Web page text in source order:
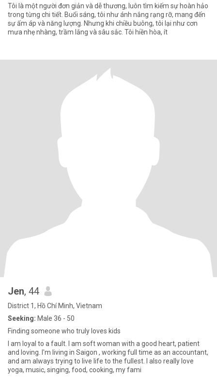
Tôi là một người đơn giản và dễ thương, luôn tìm kiếm sự hoàn hảo
trong từng chi tiết. Buổi sáng, tôi như ánh nắng rạng rỡ, mang đến
sự ấm áp và năng lượng. Nhưng khi chiều buông, tôi lại như cơn
mưa nhẹ nhàng, trầm lắng và sâu sắc. Tôi hiền hòa, ít
Jen, 44
District 1, Hồ Chí Minh, Vietnam
Seeking: Male 36 - 50
Finding someone who truly loves kids
I am loyal to a fault. I am soft woman with a good heart, patient
and loving. I'm living in Saigon , working full time as an accountant,
and am always trying to live life to the fullest. I also really love
yoga, music, singing, food, cooking, my fami